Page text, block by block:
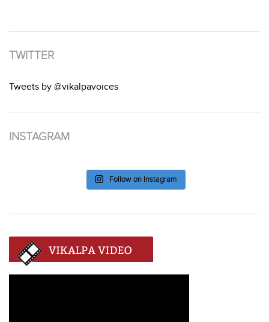
TWITTER
Tweets by @vikalpavoices
INSTAGRAM
Follow on Instagram